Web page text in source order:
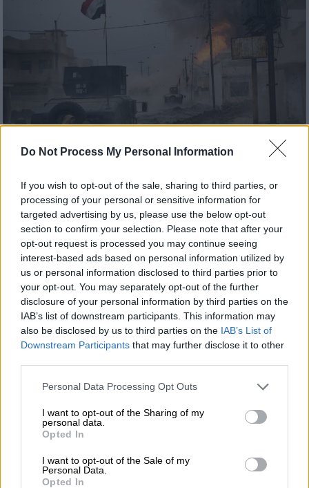
Do Not Process My Personal Information
If you wish to opt-out of the sale, sharing to third parties, or
processing of your personal or sensitive information for
targeted advertising by us, please use the below opt-out
section to confirm your selection. Please note that after your
opt-out request is processed you may continue seeing
interest-based ads based on personal information utilized by
us or personal information disclosed to third parties prior to
your opt-out. You may separately opt-out of the further
disclosure of your personal information by third parties on the
IAB’s list of downstream participants. This information may
also be disclosed by us to third parties on the IAB’s List of
Downstream Participants that may further disclose it to other
Please note that this website/app uses one or more Google
not limited to your visit or usage behaviour. You may click to
grant or deny consent to Google and its third-party tags to
use your data for below specified purposes in below Google
consent section.
Personal Data Processing Opt Outs
I want to opt-out of the Sharing of my
personal data.
Opted In
I want to opt-out of the Sale of my
Personal Data.
Opted In
Κόσμος|01.12.2024 20:33
Γιατί φούντωσε τώρα ο εμφύλιος στη
Συρία και γιατί οι τζιχαντιστές
προέλασαν τόσο άνετα προς το Χαλέπι
Μίνι χρονικό του εμφυλίου στη Συρία – Ο
ρόλος της Ρωσίας, η αποδυνάμωση της
Χεζμπολάχ, ο ρόλος του Ισραήλ και το
προφίλ των ανταρτών